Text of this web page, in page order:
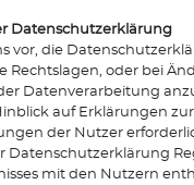
Datenschutzerklärung
vor, die
Rechtslagen, oder bei
Datenverarbeitung
auf Erklärungen
der Nutzer
Datenschutzerklärung
mit den Nutzern